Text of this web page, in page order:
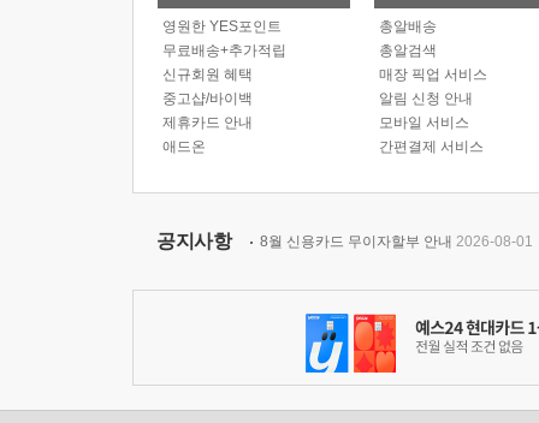
영원한 YES포인트
무료배송+추가적립
신규회원 혜택
중고샵/바이백
제휴카드 안내
애드온
총알배송
총알검색
매장 픽업 서비스
알림 신청 안내
모바일 서비스
간편결제 서비스
공지사항 8월 신용카드 무이자할부 안내 2026-08-01